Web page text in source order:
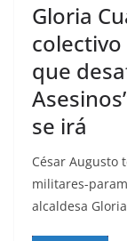
Gloria
colectivo
que
se irá
César Augusto
militares-
alcaldesa